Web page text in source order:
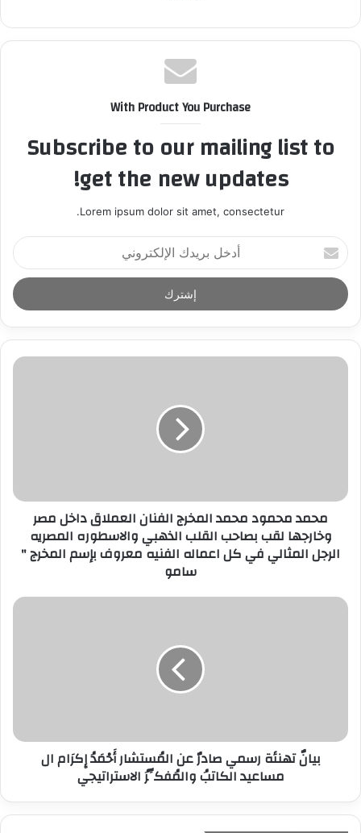
With Product You Purchase
Subscribe to our mailing list to
get the new updates!
Lorem ipsum dolor sit amet, consectetur.
أ
د
خ
ل
ر
د
ر
محمد محمود محمد المخرج الفنان العملاق داخل مصر
وخارجها لقب بصاحب القلب الذهبي والاسطوره المصريه
الرجل المثالي في كل اعماله الفنيه معروف بإسم المخرج "
سامو
بيانٌ تهنئة رسمي صادرٌ عن المُستشار أَحْمَدُ إِكرَام ال
مساعيد الكاتبُ والمُفكِّرُ الاستراتيجي